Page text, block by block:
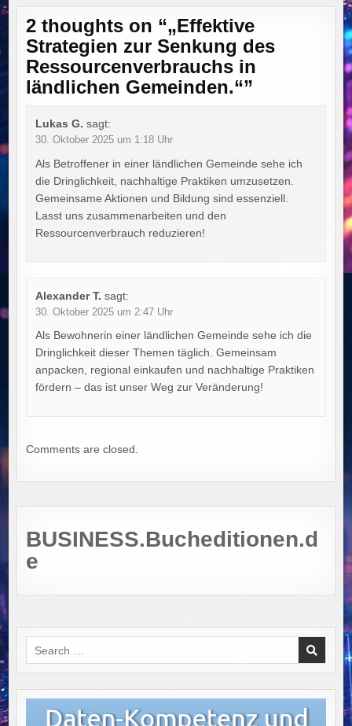
2 thoughts on “„Effektive
Strategien zur Senkung des
Ressourcenverbrauchs in
ländlichen Gemeinden.“”
Lukas G. sagt:
30. Oktober 2025 um 1:18 Uhr
Als Betroffener in einer ländlichen Gemeinde sehe ich
die Dringlichkeit, nachhaltige Praktiken umzusetzen.
Gemeinsame Aktionen und Bildung sind essenziell.
Lasst uns zusammenarbeiten und den
Ressourcenverbrauch reduzieren!
Alexander T. sagt:
30. Oktober 2025 um 2:47 Uhr
Als Bewohnerin einer ländlichen Gemeinde sehe ich die
Dringlichkeit dieser Themen täglich. Gemeinsam
anpacken, regional einkaufen und nachhaltige Praktiken
fördern – das ist unser Weg zur Veränderung!
Comments are closed.
BUSINESS.Bucheditionen.d
e
Search
for: